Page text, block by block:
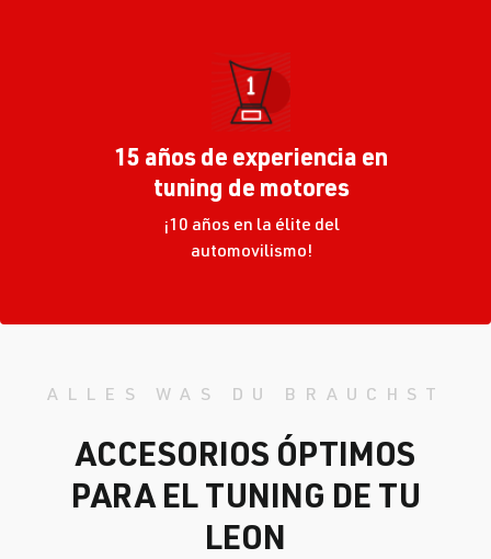
15 años de experiencia en
tuning de motores
¡10 años en la élite del
automovilismo!
ALLES WAS DU BRAUCHST
ACCESORIOS ÓPTIMOS
PARA EL TUNING DE TU
LEON